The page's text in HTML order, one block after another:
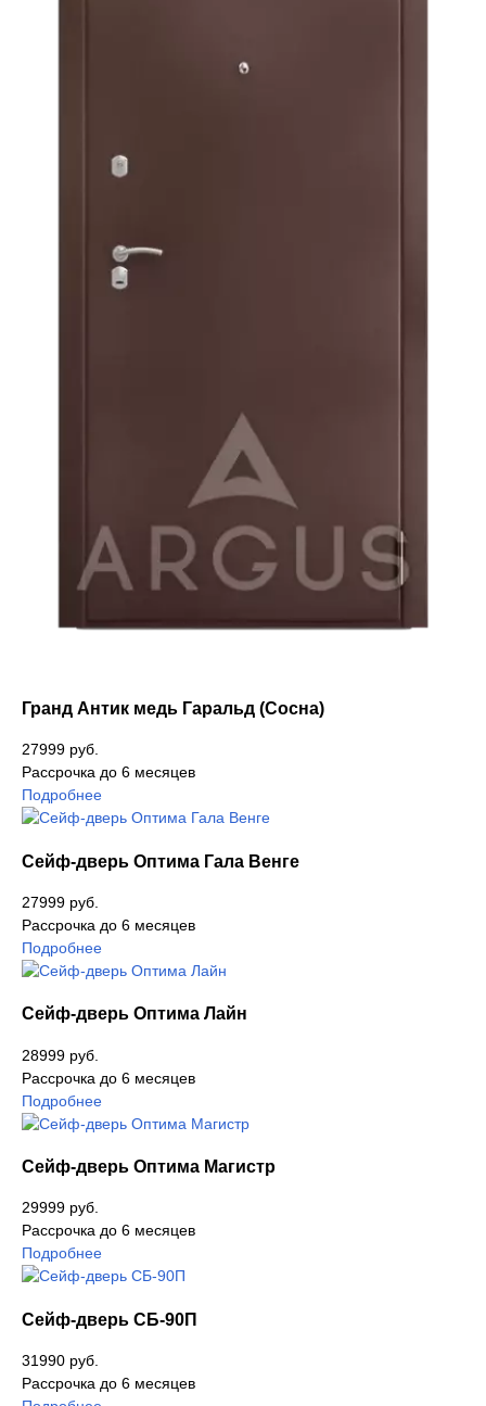
Гранд Антик медь Гаральд (Сосна)
27999 руб.
Рассрочка до 6 месяцев
Подробнее
Сейф-дверь Оптима Гала Венге
27999 руб.
Рассрочка до 6 месяцев
Подробнее
Сейф-дверь Оптима Лайн
28999 руб.
Рассрочка до 6 месяцев
Подробнее
Cейф-дверь Оптима Магистр
29999 руб.
Рассрочка до 6 месяцев
Подробнее
Сейф-дверь СБ-90П
31990 руб.
Рассрочка до 6 месяцев